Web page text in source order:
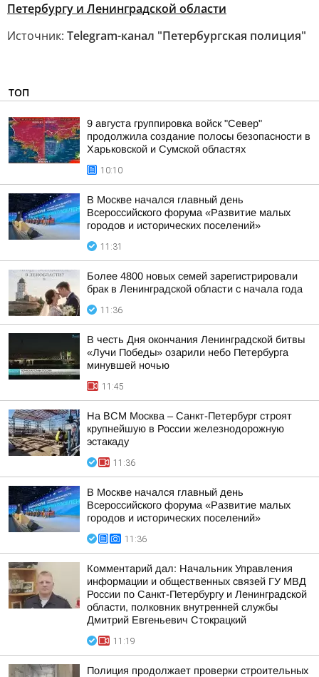
Петербургу и Ленинградской области
Источник: Telegram-канал "Петербургская полиция"
ТОП
9 августа группировка войск "Север"
продолжила создание полосы безопасности в
Харьковской и Сумской областях
10:10
В Москве начался главный день
Всероссийского форума «Развитие малых
городов и исторических поселений»
11:31
Более 4800 новых семей зарегистрировали
брак в Ленинградской области с начала года
11:36
В честь Дня окончания Ленинградской битвы
«Лучи Победы» озарили небо Петербурга
минувшей ночью
11:45
На ВСМ Москва – Санкт-Петербург строят
крупнейшую в России железнодорожную
эстакаду
11:36
В Москве начался главный день
Всероссийского форума «Развитие малых
городов и исторических поселений»
11:36
Комментарий дал: Начальник Управления
информации и общественных связей ГУ МВД
России по Санкт-Петербургу и Ленинградской
области, полковник внутренней службы
Дмитрий Евгеньевич Стокрацкий
11:19
Полиция продолжает проверки строительных